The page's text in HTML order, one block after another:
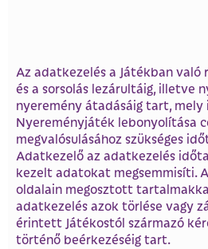
Az adatkezelés a Játékban
és a sorsolás lezárultáig, illetve
nyeremény átadásáig tart,
Nyereményjáték lebonyolítása
megvalósulásához szükséges
Adatkezelő az adatkezelés
kezelt adatokat megsemmisíti.
oldalain megosztott
adatkezelés azok törlése vagy
érintett Játékostól származó
történő beérkezéséig tart.